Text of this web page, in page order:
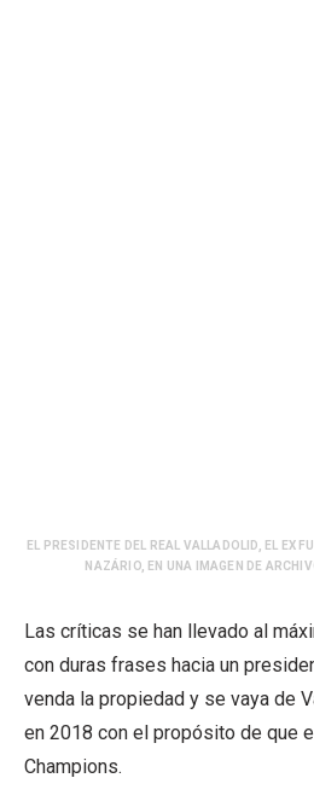
EL PRESIDENTE DEL REAL VALLADOLID, EL EX
NAZÁRIO, EN UNA IMAGEN DE
Las críticas se han llevado al
con duras frases hacia un
venda la propiedad y se vaya de
en 2018 con el propósito de que
Champions.